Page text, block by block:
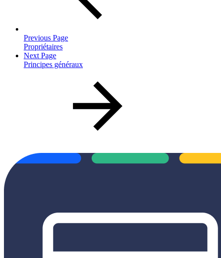
Previous Page
Propriétaires
Next Page
Principes généraux